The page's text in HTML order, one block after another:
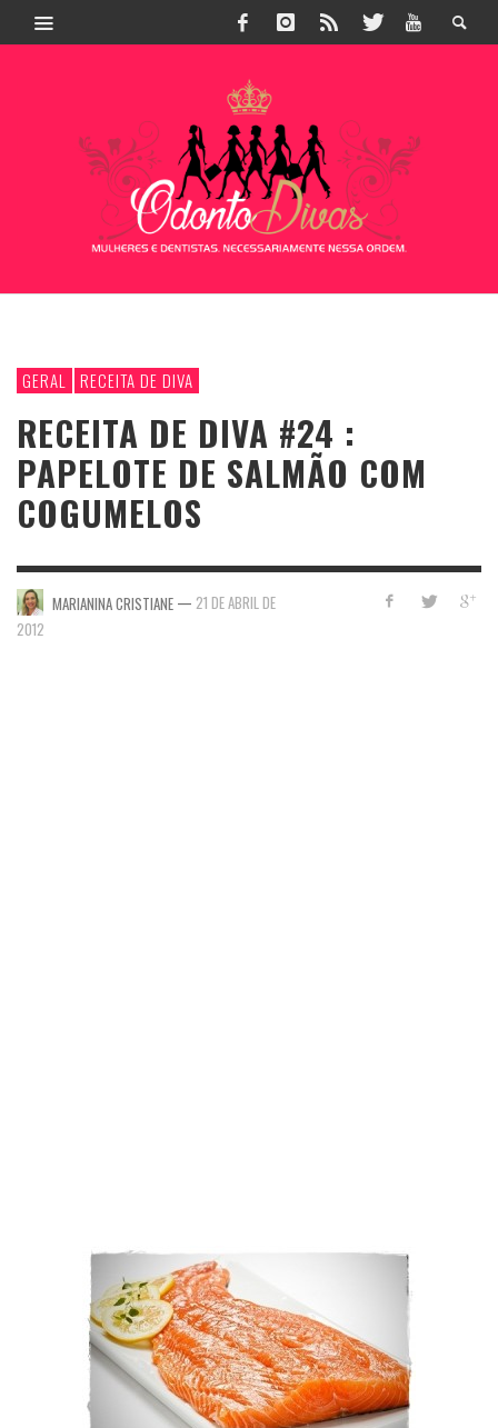
GERAL RECEITA DE DIVA
RECEITA DE DIVA #24 :
PAPELOTE DE SALMÃO COM
COGUMELOS
MARIANINA CRISTIANE — 21 DE ABRIL DE
2012